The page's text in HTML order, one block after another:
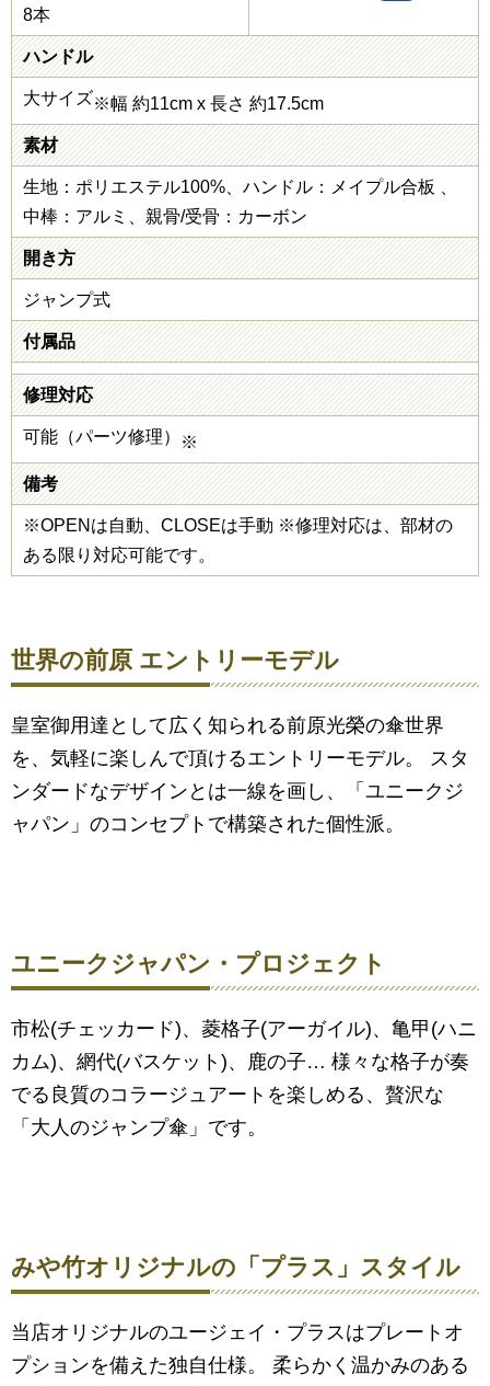
8本
ハンドル
大サイズ※幅 約11cm x 長さ 約17.5cm
素材
生地：ポリエステル100%、ハンドル：メイプル合板 、
中棒：アルミ、親骨/受骨：カーボン
開き方
ジャンプ式
付属品
修理対応
可能（パーツ修理） ※
備考
※OPENは自動、CLOSEは手動 ※修理対応は、部材の
ある限り対応可能です。
世界の前原 エントリーモデル
皇室御用達として広く知られる前原光榮の傘世界
を、気軽に楽しんで頂けるエントリーモデル。 スタ
ンダードなデザインとは一線を画し、「ユニークジ
ャパン」のコンセプトで構築された個性派。
ユニークジャパン・プロジェクト
市松(チェッカード)、菱格子(アーガイル)、亀甲(ハニ
カム)、網代(バスケット)、鹿の子… 様々な格子が奏
でる良質のコラージュアートを楽しめる、贅沢な
「大人のジャンプ傘」です。
みや竹オリジナルの「プラス」スタイル
当店オリジナルのユージェイ・プラスはプレートオ
プションを備えた独自仕様。 柔らかく温かみのある